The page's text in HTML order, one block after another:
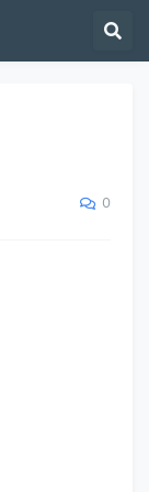
0